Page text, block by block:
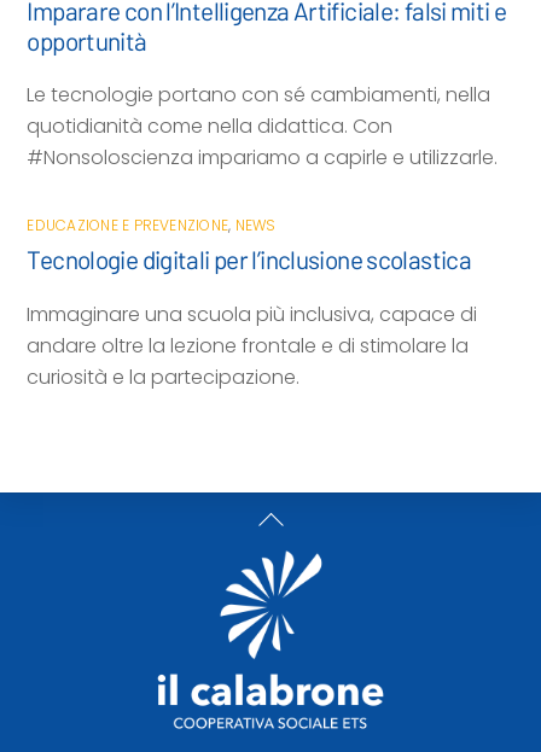
Imparare con l’Intelligenza Artificiale: falsi miti e
opportunità
Le tecnologie portano con sé cambiamenti, nella
quotidianità come nella didattica. Con
#Nonsoloscienza impariamo a capirle e utilizzarle.
EDUCAZIONE E PREVENZIONE, NEWS
Tecnologie digitali per l’inclusione scolastica
Immaginare una scuola più inclusiva, capace di
andare oltre la lezione frontale e di stimolare la
curiosità e la partecipazione.
Back
To
Top